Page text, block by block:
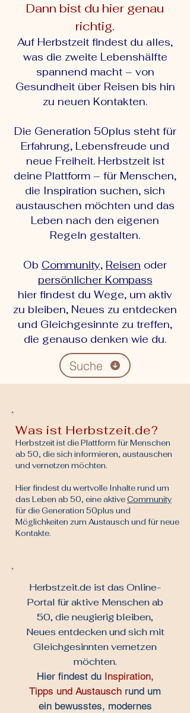
Dann bist du hier genau
richtig.
Auf Herbstzeit findest du alles,
was die zweite Lebenshälfte
spannend macht – von
Gesundheit über Reisen bis hin
zu neuen Kontakten.
Die Generation 50plus steht für
Erfahrung, Lebensfreude und
neue Freiheit. Herbstzeit ist
deine Plattform – für Menschen,
die Inspiration suchen, sich
austauschen möchten und das
Leben nach den eigenen
Regeln gestalten.
Ob Community, Reisen oder
persönlicher Kompass
hier findest du Wege, um aktiv
zu bleiben, Neues zu entdecken
und Gleichgesinnte zu treffen,
die genauso denken wie du.
Suche
Was ist Herbstzeit.de?
Herbstzeit ist die Plattform für Menschen
ab 50, die sich informieren, austauschen
und vernetzen möchten.
Hier findest du wertvolle Inhalte rund um
das Leben ab 50, eine aktiveCommunity
für die Generation 50plus und
Möglichkeiten zum Austausch und für neue
Kontakte.
Herbstzeit.de ist das Online-
Portal für aktive Menschen ab
50, die neugierig bleiben,
Neues entdecken und sich mit
Gleichgesinnten vernetzen
möchten.
Hier findest du Inspiration,
Tipps und Austausch rund um
ein bewusstes, modernes